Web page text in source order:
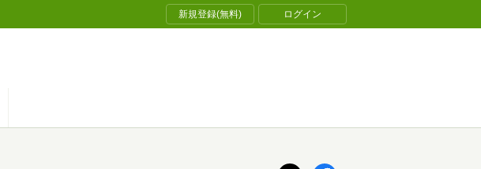
新規登録(無料) ログイン